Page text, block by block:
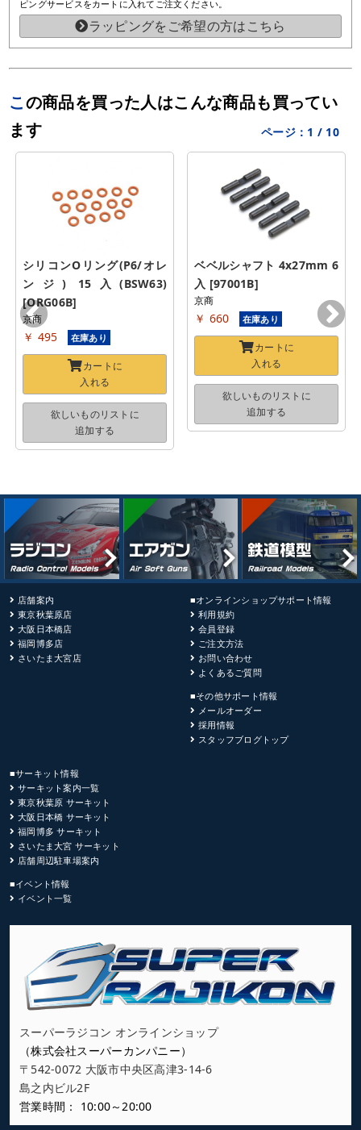
ピングサービスをカートに入れてご注文ください。
ラッピングをご希望の方はこちら
この商品を買った人はこんな商品も買ってい
ます
ページ： 1 / 10
シリコンOリング(P6/オレ
ンジ) 15入(BSW63)
[ORG06B]
京商
￥ 495 在庫あり
カートに
入れる
欲しいものリストに
追加する
ベベルシャフト 4x27mm 6
入 [97001B]
京商
￥ 660 在庫あり
カートに
入れる
欲しいものリストに
追加する
店舗案内
東京秋葉原店
大阪日本橋店
福岡博多店
さいたま大宮店
■オンラインショップサポート情報
利用規約
会員登録
ご注文方法
お問い合わせ
よくあるご質問
■その他サポート情報
メールオーダー
採用情報
スタッフブログトップ
■サーキット情報
サーキット案内一覧
東京秋葉原 サーキット
大阪日本橋 サーキット
福岡博多 サーキット
さいたま大宮 サーキット
店舗周辺駐車場案内
■イベント情報
イベント一覧
スーパーラジコン オンラインショップ
（株式会社スーパーカンパニー）
〒542-0072 大阪市中央区高津3-14-6
島之内ビル2F
営業時間： 10:00～20:00